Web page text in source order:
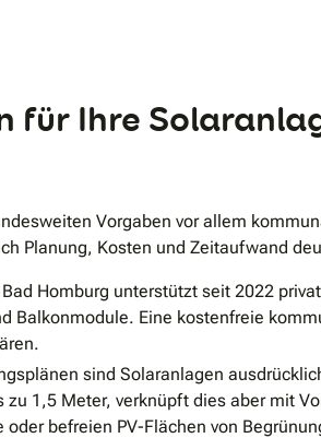
und Plattform für weiteres
Unser Zielbild bleibt klar: vollständig
für Ihre
Vorgaben vor allem
Planung, Kosten und Zeitaufwand
Homburg unterstützt seit 2022
Balkonmodule. Eine kostenfreie
sind Solaranlagen
1,5 Meter, verknüpft dies aber mit
befreien PV-Flächen von